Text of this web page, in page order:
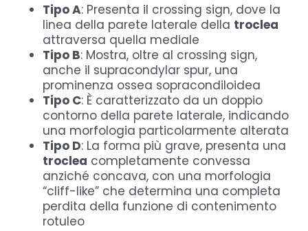
Tipo A: Presenta il crossing sign, dove la
linea della parete laterale della troclea
attraversa quella mediale
Tipo B: Mostra, oltre al crossing sign,
anche il supracondylar spur, una
prominenza ossea sopracondiloidea
Tipo C: È caratterizzato da un doppio
contorno della parete laterale, indicando
una morfologia particolarmente alterata
Tipo D: La forma più grave, presenta una
troclea completamente convessa
anziché concava, con una morfologia
“cliff-like” che determina una completa
perdita della funzione di contenimento
rotuleo